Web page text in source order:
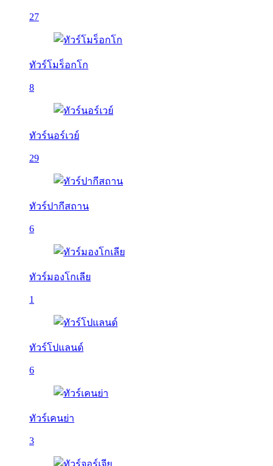
27
ทัวร์โมร็อกโก
8
ทัวร์นอร์เวย์
29
ทัวร์ปากีสถาน
6
ทัวร์มองโกเลีย
1
ทัวร์โปแลนด์
6
ทัวร์เคนย่า
3